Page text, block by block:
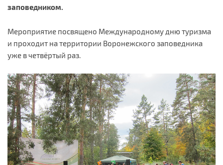
заповедником.
Мероприятие посвящено Международному дню туризма
и проходит на территории Воронежского заповедника
уже в четвёртый раз.